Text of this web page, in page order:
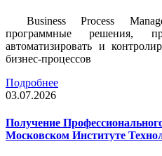
Business Process
программные решения,
автоматизировать и
бизнес-процессов
Подробнее
03.07.2026
Получение
Московском Институте